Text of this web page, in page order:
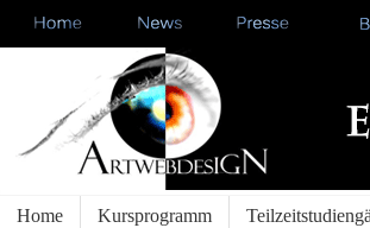
Home Kursprogramm